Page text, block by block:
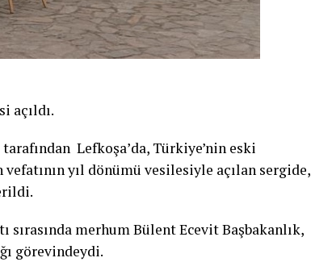
açıldı.
Lefkoşa’da, Türkiye’nin eski
yıl dönümü vesilesiyle açılan sergide,
sırasında merhum Bülent Ecevit Başbakanlık,
görevindeydi.